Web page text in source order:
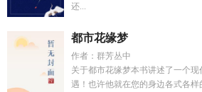
还...
都市花缘梦
作者：群芳丛中
关于都市花缘梦本书讲述了一个
遇！也许他就在您的身边各式各样